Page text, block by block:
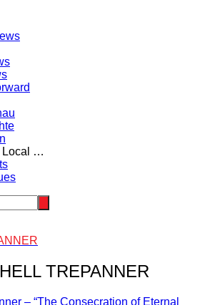
Local …
HELL TREPANNER